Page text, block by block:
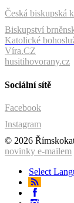
Česká biskupská
Biskupství
Katolické
Víra.CZ
husitihovorany.cz
Sociální sítě
Facebook
Instagram
© 2026
novinky e-mailem
Select